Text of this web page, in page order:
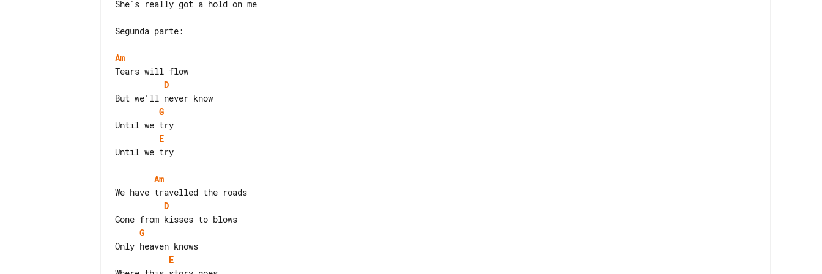
She's really got a hold on me
Segunda parte:
Am
D
G
E
Until we try
Am
D
G
E